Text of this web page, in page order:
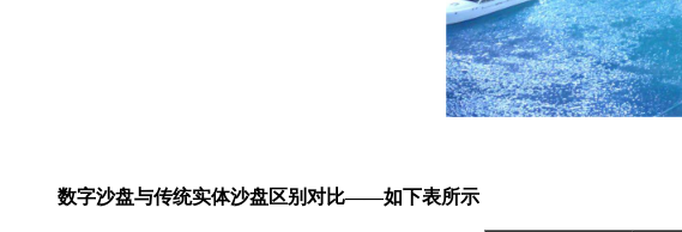
数字沙盘与传统实体沙盘区别对比——如下表所示